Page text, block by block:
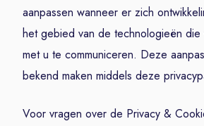
aanpassen wanneer er zich
het gebied van de technologieën die
met u te communiceren. Deze
bekend maken middels deze
Voor vragen over de Privacy &